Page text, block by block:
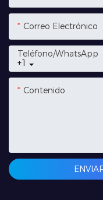
Correo Electrónico
+1
Teléfono/WhatsApp
Contenido